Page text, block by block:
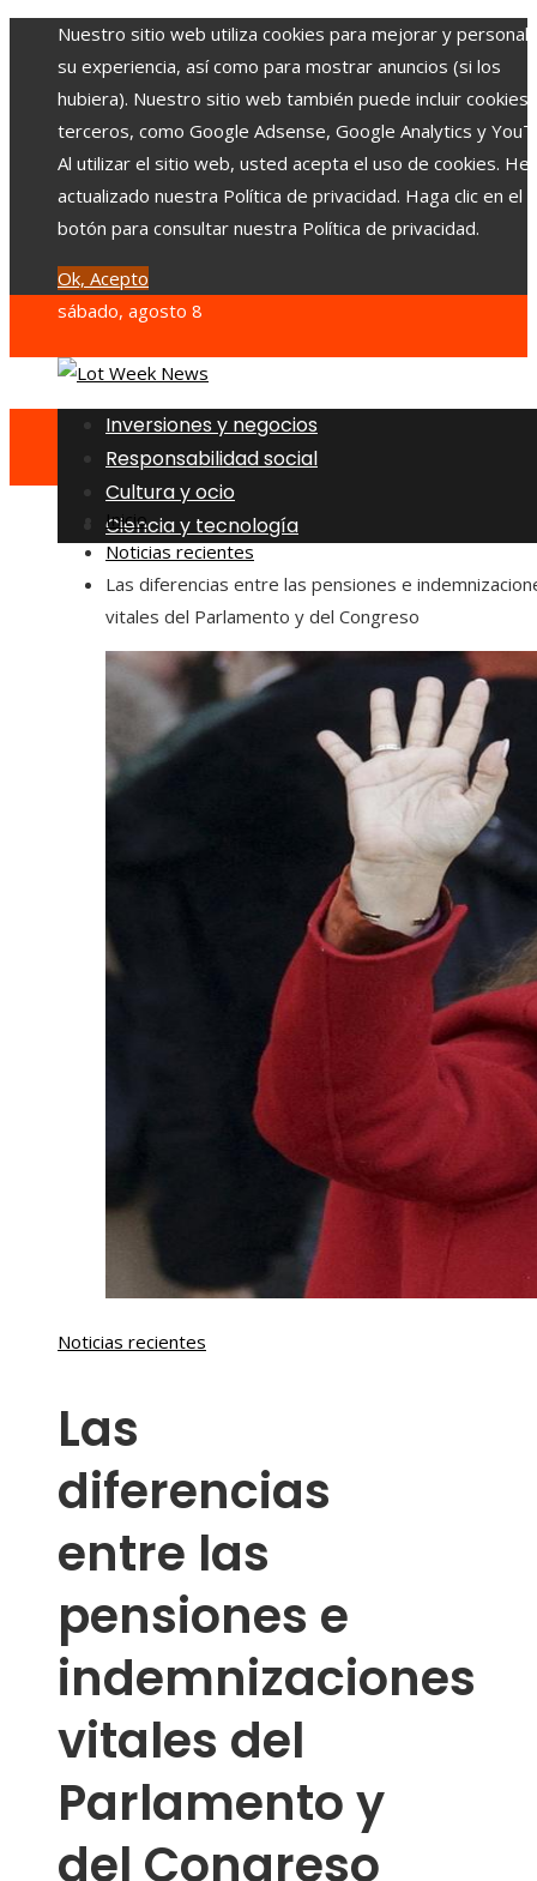
Nuestro sitio web utiliza cookies para mejorar y
su experiencia, así como para mostrar anuncios (si los
hubiera). Nuestro sitio web también puede incluir cookies
terceros, como Google Adsense, Google Analytics y
Al utilizar el sitio web, usted acepta el uso de cookies.
actualizado nuestra Política de privacidad. Haga clic en el
botón para consultar nuestra Política de privacidad.
Ok, Acepto
sábado, agosto 8
Inversiones y negocios
Responsabilidad social
Cultura y ocio
Ciencia y tecnología
Inicio
Noticias recientes
Las diferencias entre las pensiones e
vitales del Parlamento y del Congreso
Noticias recientes
Las
diferencias
entre las
pensiones e
indemnizaciones
vitales del
Parlamento y
del Congreso